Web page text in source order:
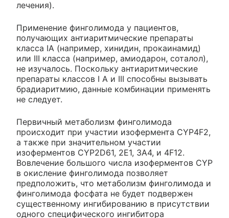
лечения).
Применение финголимода у пациентов,
получающих антиаритмические препараты
класса IА (например, хинидин, прокаинамид)
или III класса (например, амиодарон, соталол),
не изучалось. Поскольку антиаритмические
препараты классов I А и III способны вызывать
брадиаритмию, данные комбинации применять
не следует.
Первичный метаболизм финголимода
происходит при участии изофермента CYP4F2,
а также при значительном участии
изоферментов CYP2D61, 2Е1, 3А4, и 4F12.
Вовлечение большого числа изоферментов CYP
в окисление финголимода позволяет
предположить, что метаболизм финголимода и
финголимода фосфата не будет подвержен
существенному ингибированию в присутствии
одного специфического ингибитора